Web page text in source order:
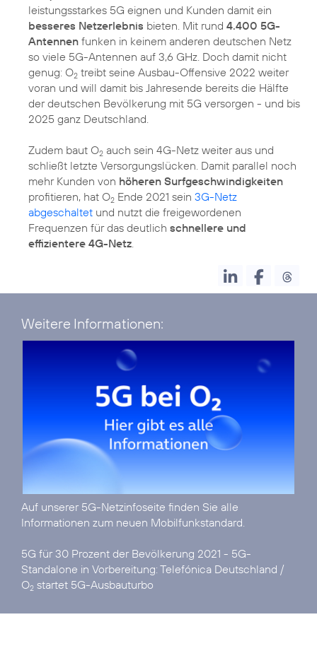
leistungsstarkes 5G eignen und Kunden damit ein
besseres Netzerlebnis bieten. Mit rund 4.400 5G-
Antennen funken in keinem anderen deutschen Netz
so viele 5G-Antennen auf 3,6 GHz. Doch damit nicht
genug: O2 treibt seine Ausbau-Offensive 2022 weiter
voran und will damit bis Jahresende bereits die Hälfte
der deutschen Bevölkerung mit 5G versorgen - und bis
2025 ganz Deutschland.
Zudem baut O2 auch sein 4G-Netz weiter aus und
schließt letzte Versorgungslücken. Damit parallel noch
mehr Kunden von höheren Surfgeschwindigkeiten
profitieren, hat O2 Ende 2021 sein 3G-Netz
abgeschaltet und nutzt die freigewordenen
Frequenzen für das deutlich schnellere und
effizientere 4G-Netz.
Weitere Informationen:
Auf unserer 5G-Netzinfoseite finden Sie alle
Informationen zum neuen Mobilfunkstandard.
5G für 30 Prozent der Bevölkerung 2021 - 5G-
Standalone in Vorbereitung: Telefónica Deutschland /
O2 startet 5G-Ausbauturbo